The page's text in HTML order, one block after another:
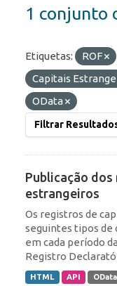
1 conjunto
Etiquetas: ROF
Capitais
OData
Filtrar
Publicação
estrangeiros
Os registros de
seguintes tipos de
em cada período
Registro
HTML API OData